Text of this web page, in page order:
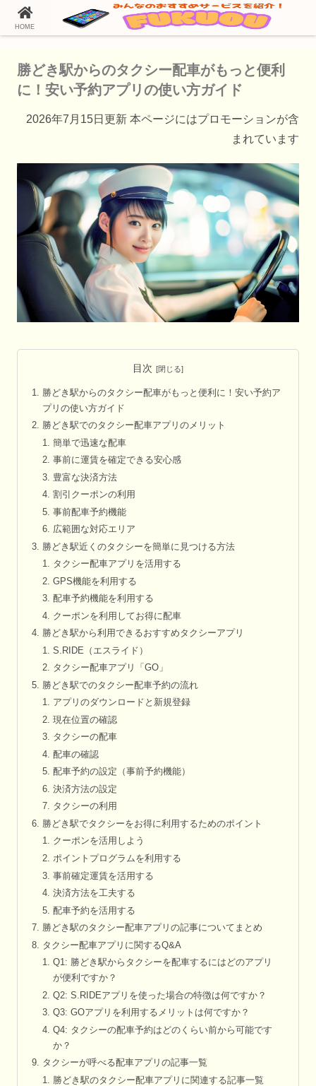
ホーム タクシー配車アプリ
勝どき駅からのタクシー配車がもっと便利
に！安い予約アプリの使い方ガイド
2026年7月15日更新 本ページにはプロモーションが含
まれています
目次
勝どき駅からのタクシー配車がもっと便利に！安い予約ア
プリの使い方ガイド
勝どき駅でのタクシー配車アプリのメリット
簡単で迅速な配車
事前に運賃を確定できる安心感
豊富な決済方法
割引クーポンの利用
事前配車予約機能
広範囲な対応エリア
勝どき駅近くのタクシーを簡単に見つける方法
タクシー配車アプリを活用する
GPS機能を利用する
配車予約機能を利用する
クーポンを利用してお得に配車
勝どき駅から利用できるおすすめタクシーアプリ
S.RIDE（エスライド）
タクシー配車アプリ「GO」
勝どき駅でのタクシー配車予約の流れ
アプリのダウンロードと新規登録
現在位置の確認
タクシーの配車
配車の確認
配車予約の設定（事前予約機能）
決済方法の設定
タクシーの利用
勝どき駅でタクシーをお得に利用するためのポイント
クーポンを活用しよう
ポイントプログラムを利用する
事前確定運賃を活用する
決済方法を工夫する
配車予約を活用する
勝どき駅のタクシー配車アプリの記事についてまとめ
タクシー配車アプリに関するQ&A
Q1: 勝どき駅からタクシーを配車するにはどのアプリ
が便利ですか？
Q2: S.RIDEアプリを使った場合の特徴は何ですか？
Q3: GOアプリを利用するメリットは何ですか？
Q4: タクシーの配車予約はどのくらい前から可能です
か？
タクシーが呼べる配車アプリの記事一覧
勝どき駅のタクシー配車アプリに関連する記事一覧
HOME